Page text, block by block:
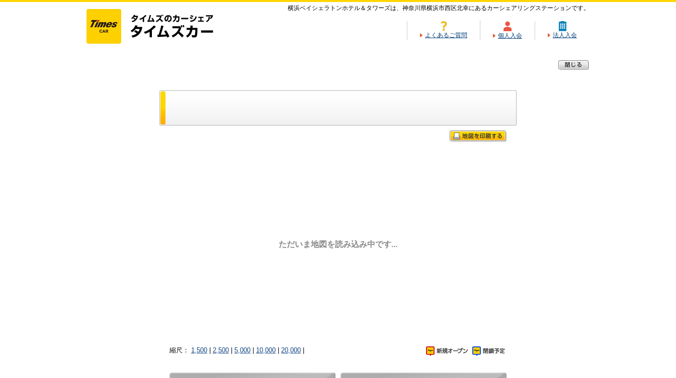
横浜ベイシェラトンホテル＆タワーズは、神奈川県横浜市西区北幸にあるカーシェアリングステーションです。
よくあるご質問 個人入会 法人入会
ただいま地図を読み込み中です...
縮尺： 1,500 2,500 5,000 10,000 20,000